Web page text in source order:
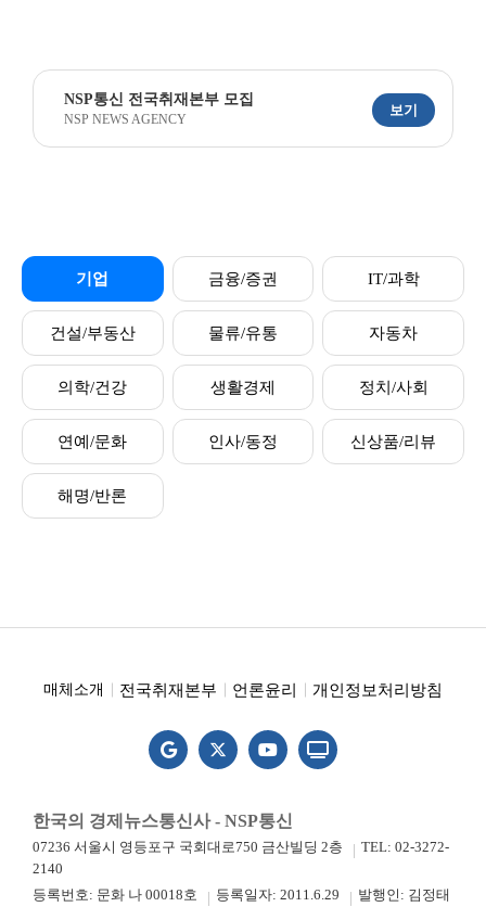
NSP통신 전국취재본부 모집
NSP NEWS AGENCY
보기
기업 금융/증권 IT/과학
건설/부동산 물류/유통 자동차
의학/건강 생활경제 정치/사회
연예/문화 인사/동정 신상품/리뷰
해명/반론
매체소개 전국취재본부 언론윤리 개인정보처리방침
한국의 경제뉴스통신사 - NSP통신
07236 서울시 영등포구 국회대로750 금산빌딩 2층
TEL: 02-3272-
2140
등록번호: 문화 나 00018호
등록일자: 2011.6.29 발행인: 김정태